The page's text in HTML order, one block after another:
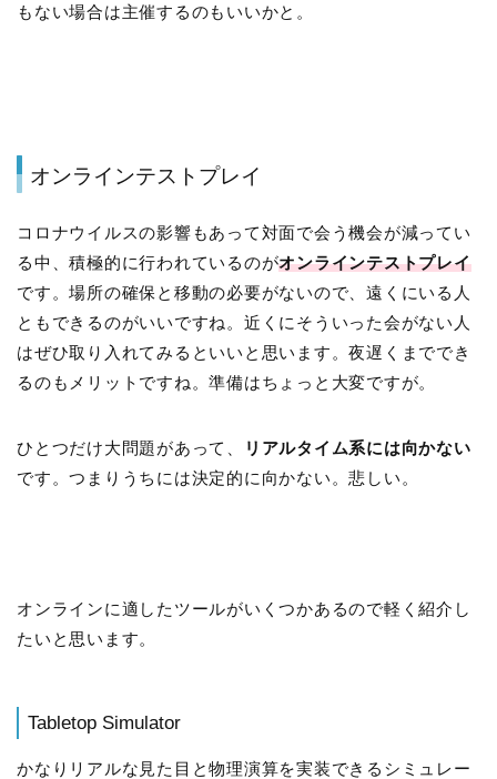
もない場合は主催するのもいいかと。
オンラインテストプレイ
コロナウイルスの影響もあって対面で会う機会が減ってい
る中、積極的に行われているのがオンラインテストプレイ
です。場所の確保と移動の必要がないので、遠くにいる人
ともできるのがいいですね。近くにそういった会がない人
はぜひ取り入れてみるといいと思います。夜遅くまででき
るのもメリットですね。準備はちょっと大変ですが。
ひとつだけ大問題があって、
リアルタイム系には向かない
です。つまりうちには決定的に向かない。悲しい。
オンラインに適したツールがいくつかあるので軽く紹介し
たいと思います。
Tabletop Simulator
かなりリアルな見た目と物理演算を実装できるシミュレー